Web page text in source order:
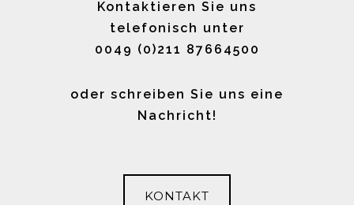
Kontaktieren Sie uns
telefonisch unter
0049 (0)211 87664500
oder schreiben Sie uns eine
Nachricht!
KONTAKT